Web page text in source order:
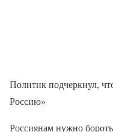
Политик подчеркнул,
Россию»
Россиянам нужно